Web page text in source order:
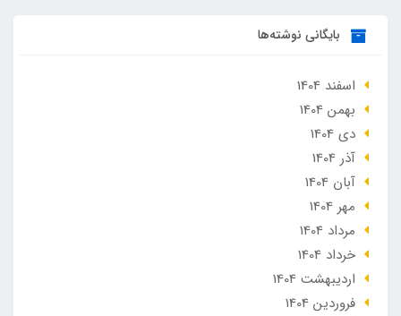
بایگانی نوشته‌ها
اسفند 1404
بهمن 1404
دی 1404
آذر 1404
آبان 1404
مهر 1404
مرداد 1404
خرداد 1404
ارديبهشت 1404
فروردین 1404